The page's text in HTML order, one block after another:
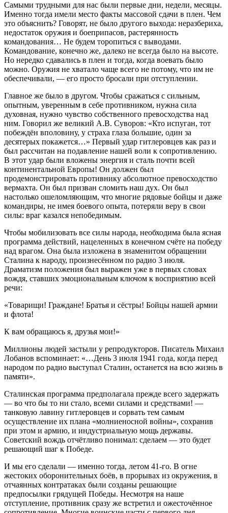
Самыми трудными для нас были первые дни, недели, месяцы.
Именно тогда имели место факты массовой сдачи в плен. Чем
это объяснить? Говорят, не было другого выхода: неразбериха,
недостаток оружия и боеприпасов, растерянность
командования… Не будем торопиться с выводами.
Командование, конечно же, далеко не всегда было на высоте.
Но нередко сдавались в плен и тогда, когда воевать было
можно. Оружия не хватало чаще всего не потому, что им не
обеспечивали, — его просто бросали при отступлении.
Главное же было в другом. Чтобы сражаться с сильным,
опытным, уверенным в себе противником, нужна сила
духовная, нужно чувство собственного превосходства над
ним. Говорил же великий А.В. Суворов: «Кто испуган, тот
побеждён вполовину, у страха глаза большие, один за
десятерых покажется…» Первый удар гитлеровцев как раз и
был рассчитан на подавление нашей воли к сопротивлению.
В этот удар были вложены энергия и сталь почти всей
континентальной Европы! Он должен был
продемонстрировать противнику абсолютное превосходство
вермахта. Он был призван сломить наш дух. Он был
настолько ошеломляющим, что многие рядовые бойцы и даже
командиры, не имея боевого опыта, потеряли веру в свои
силы: враг казался непобедимым.
Чтобы мобилизовать все силы народа, необходима была ясная
программа действий, нацеленных в конечном счёте на победу
над врагом. Она была изложена в знаменитом обращении
Сталина к народу, произнесённом по радио 3 июля.
Драматизм положения был выражен уже в первых словах
вождя, ставших эмоциональным ключом к восприятию всей
речи:
«Товарищи! Граждане! Братья и сёстры! Бойцы нашей армии
и флота!
К вам обращаюсь я, друзья мои!»
Миллионы людей застыли у репродукторов. Писатель Михаил
Лобанов вспоминает: «…День 3 июля 1941 года, когда перед
народом по радио выступал Сталин, останется на всю жизнь в
памяти».
Сталинская программа предполагала прежде всего задержать
— во что бы то ни стало, всеми силами и средствами! —
танковую лавину гитлеровцев и сорвать тем самым
осуществление их плана «молниеносной войны», сохранив
при этом и армию, и индустриальную мощь державы.
Советский вождь отчётливо понимал: сделаем — это будет
решающий шаг к Победе.
И мы его сделали — именно тогда, летом 41-го. В огне
жестоких оборонительных боёв, в прорывах из окружения, в
отчаянных контратаках были созданы решающие
предпосылки грядущей Победы. Несмотря на наше
отступление, противник сразу же встретил и ожесточённое